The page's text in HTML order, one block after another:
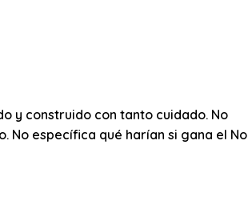
y construido con tanto cuidado. No
No específica qué harían si gana el No